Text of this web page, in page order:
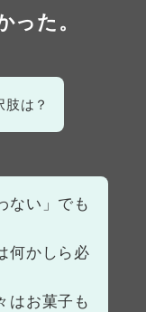
った。
は？
ない」でも
何かしら必
はお菓子も